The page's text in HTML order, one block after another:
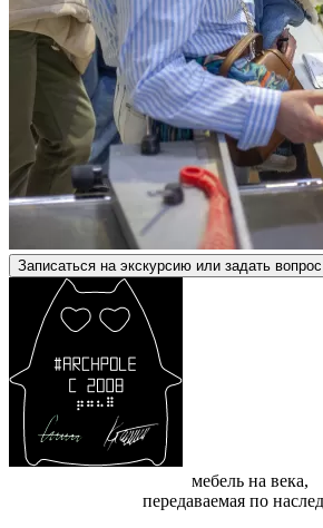
Записаться на экскурсию или задать вопрос
мебель на века,
передаваемая по